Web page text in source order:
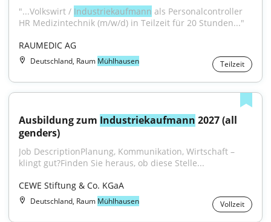
"...Volkswirt / Industriekaufmann als Personalcontroller
HR Medizintechnik (m/w/d) in Teilzeit für 20 Stunden..."
RAUMEDIC AG
Deutschland, Raum Mühlhausen Teilzeit
Ausbildung zum Industriekaufmann 2027 (all
genders)
Job DescriptionPlanung, Kommunikation, Wirtschaft –
klingt gut?Finden Sie heraus, ob diese Stelle...
CEWE Stiftung & Co. KGaA
Deutschland, Raum Mühlhausen Vollzeit